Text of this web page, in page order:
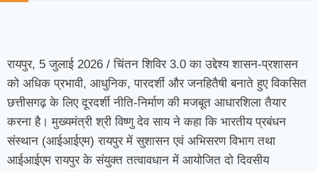
रायपुर, 5 जुलाई 2026 / चिंतन शिविर 3.0 का उद्देश्य शासन-प्रशासन
को अधिक प्रभावी, आधुनिक, पारदर्शी और जनहितैषी बनाते हुए विकसित
छत्तीसगढ़ के लिए दूरदर्शी नीति-निर्माण की मजबूत आधारशिला तैयार
करना है। मुख्यमंत्री श्री विष्णु देव साय ने कहा कि भारतीय प्रबंधन
संस्थान (आईआईएम) रायपुर में सुशासन एवं अभिसरण विभाग तथा
आईआईएम रायपुर के संयुक्त तत्वावधान में आयोजित दो दिवसीय